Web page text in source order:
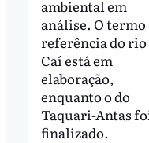
ambiental em
análise. O termo
referência do rio
Caí está em
elaboração,
enquanto o do
Taquari-Antas
finalizado.